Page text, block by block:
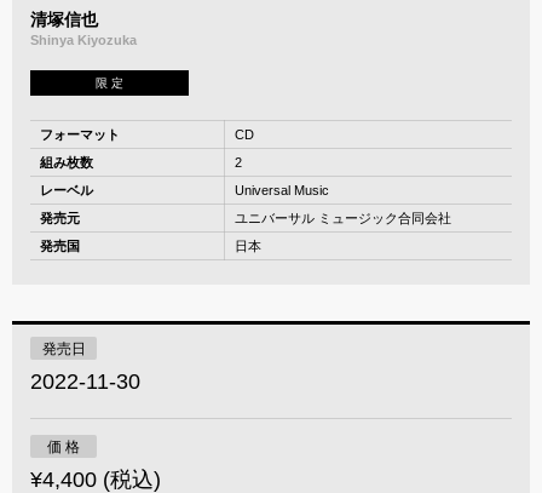
清塚信也
Shinya Kiyozuka
限 定
フォーマット
CD
組み枚数
2
レーベル
Universal Music
発売元
ユニバーサル ミュージック合同会社
発売国
日本
発売日
2022-11-30
価 格
¥4,400 (税込)